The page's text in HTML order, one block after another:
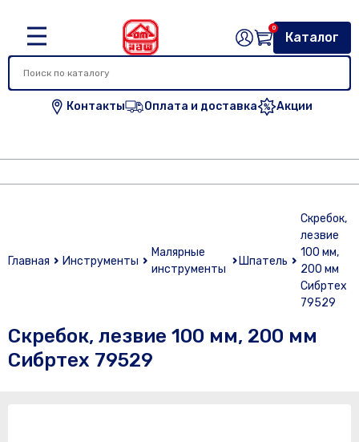
Контакты Оплата и доставка Акции
Каталог
0
Главная Инструменты
Малярные
инструменты
Шпатель
Скребок,
лезвие
100 мм,
200 мм
Сибртех
79529
Скребок, лезвие 100 мм, 200 мм
Сибртех 79529